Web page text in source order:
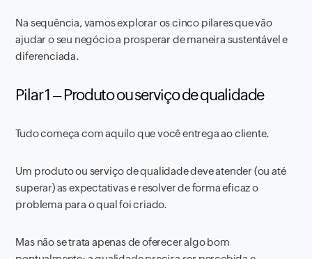
Na sequência, vamos explorar os cinco pilares que vão
ajudar o seu negócio a prosperar de maneira sustentável e
diferenciada.
Pilar 1 – Produto ou serviço de qualidade
Tudo começa com aquilo que você entrega ao cliente.
Um produto ou serviço de qualidade deve atender (ou até
superar) as expectativas e resolver de forma eficaz o
problema para o qual foi criado.
Mas não se trata apenas de oferecer algo bom